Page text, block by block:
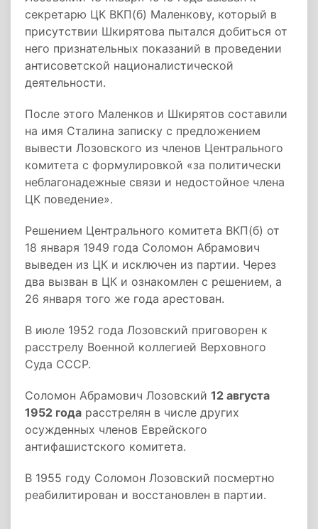
секретарю ЦК ВКП(б) Маленкову, который в
присутствии Шкирятова пытался добиться от
него признательных показаний в проведении
антисоветской националистической
деятельности.
После этого Маленков и Шкирятов составили
на имя Сталина записку с предложением
вывести Лозовского из членов Центрального
комитета с формулировкой «за политически
неблагонадежные связи и недостойное члена
ЦК поведение».
Решением Центрального комитета ВКП(б) от
18 января 1949 года Соломон Абрамович
выведен из ЦК и исключен из партии. Через
два вызван в ЦК и ознакомлен с решением, а
26 января того же года арестован.
В июле 1952 года Лозовский приговорен к
расстрелу Военной коллегией Верховного
Суда СССР.
Соломон Абрамович Лозовский 12 августа
1952 года расстрелян в числе других
осужденных членов Еврейского
антифашистского комитета.
В 1955 году Соломон Лозовский посмертно
реабилитирован и восстановлен в партии.